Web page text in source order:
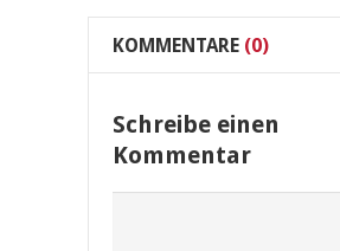
KOMMENTARE (0)
Schreibe einen
Kommentar